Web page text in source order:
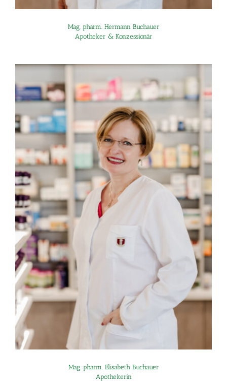
Mag. pharm. Hermann Buchauer
Apotheker & Konzessionär
Mag. pharm. Elisabeth Buchauer
Apothekerin